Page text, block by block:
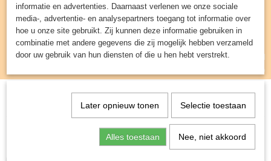
Inloggen Registreren
UW WINKELWAGEN
(0)
Spellen & Puzzels> Alle spellen
informatie en advertenties. Daarnaast verlenen we onze sociale
media-, advertentie- en analysepartners toegang tot informatie over
hoe u onze site gebruikt. Zij kunnen deze informatie gebruiken in
combinatie met andere gegevens die zij mogelijk hebben verzameld
door uw gebruik van hun diensten of die u hen hebt verstrekt.
Later opnieuw tonen Selectie toestaan
Alles toestaan Nee, niet akkoord